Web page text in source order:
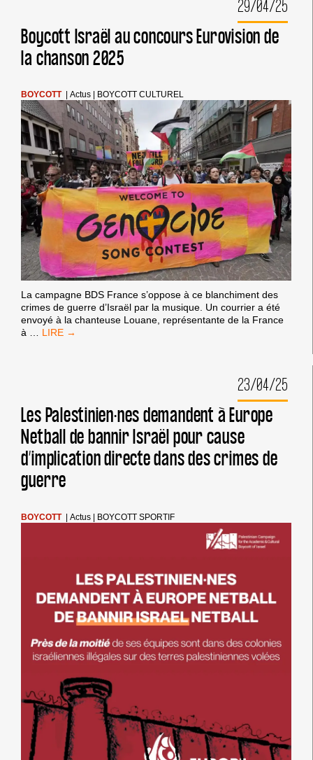
SALON
DU
BOURGET,
SALON
L’INDUSTRIE
AÉRONAUTIQUE
ET
SPATIALE
!
29/04/25
Boycott Israël au concours Eurovision de
la chanson 2025
BOYCOTT |Actus BOYCOTT CULTUREL
La campagne BDS France s’oppose à ce blanchiment des
crimes de guerre d’Israël par la musique. Un courrier a été
envoyé à la chanteuse Louane, représentante de la France
à
BOYCOTT
LA
CHANSON
2025
23/04/25
Les Palestinien·nes demandent à Europe
Netball de bannir Israël pour cause
d’implication directe dans des crimes de
guerre
BOYCOTT |Actus BOYCOTT SPORTIF